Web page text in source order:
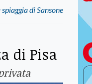
di Sansone
di Pisa